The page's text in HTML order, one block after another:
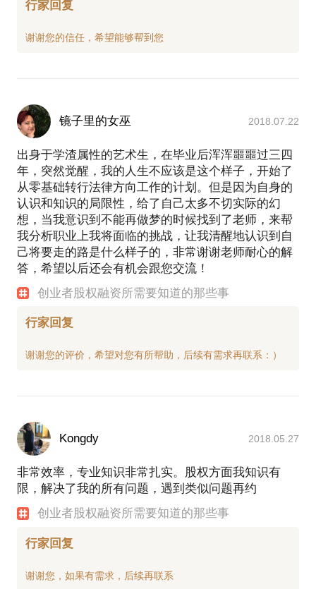
行家回复
镜子里的女巫 2018.07.22
出身于学渣属性的艺术生，在毕业后浑浑噩噩过三四
年，突然觉醒，我的人生不应该是这个样子，开始了
从零基础转行法律方向工作的计划。但是因为自身的
认识和知识的局限性，给了自己太多不切实际的幻
想，当我意识到不能再做梦的时候找到了老师，来帮
我分析职业上我将面临的挑战，让我清醒地认识到自
己将要走的路是什么样子的，非常谢谢老师耐心的解
答，希望以后还会有机会跟您交流！
创业者股权融资所需要知道的那些事
行家回复
Kongdy 2018.05.27
非常效率，专业知识非常扎实。股权方面我知识有
限，解决了我的所有问题，遇到类似问题再约
创业者股权融资所需要知道的那些事
行家回复